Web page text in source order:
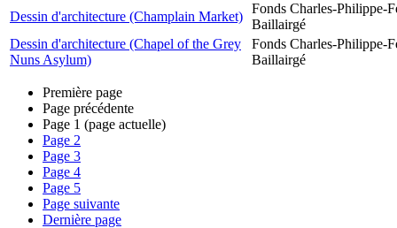
Dessin d'architecture (Champlain Market)
Fonds Charles-Philippe-
Baillairgé
Dessin d'architecture (Chapel of the Grey
Nuns Asylum)
Fonds Charles-Philippe-
Baillairgé
Première page
Page précédente
Page 1 (page actuelle)
Page 2
Page 3
Page 4
Page 5
Page suivante
Dernière page